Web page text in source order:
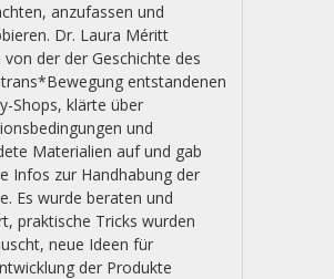
anzufassen und
Dr. Laura Méritt
von der der Geschichte des
entstandenen
Shops, klärte über
und
Materialien auf und gab
Infos zur Handhabung der
Es wurde beraten und
praktische Tricks wurden
neue Ideen für
der Produkte